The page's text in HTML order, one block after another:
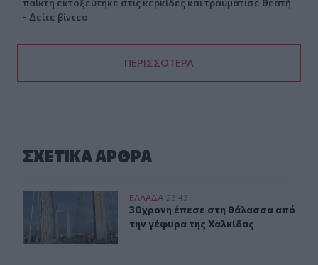
παίκτη εκτοξεύτηκε στις κερκίδες και τραυμάτισε θεατή
- Δείτε βίντεο
ΠΕΡΙΣΣΟΤΕΡΑ
ΣΧΕΤΙΚA AΡΘΡΑ
30χρονη έπεσε στη θάλασσα από την γέφυρα της
ΕΛΛAΔΑ 23:43
30χρονη έπεσε στη θάλασσα από
30χρονη έπεσε στη θάλασσα από
την γέφυρα της Χαλκίδας